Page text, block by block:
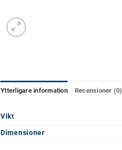
Ytterligare information Recensioner (0)
Vikt
Dimensioner